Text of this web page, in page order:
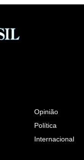
Opinião
Política
Internacional